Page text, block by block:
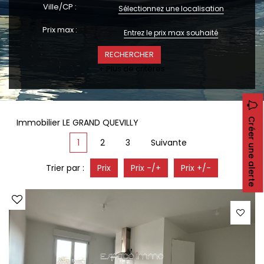
CONTACT
RECRUTEMENT
SERVICES
Actualités
Le palmarès de l'entreprise
Ville/CP : Sélectionnez une localisation
Prix max :
+ Plus de critères
Immobilier LE GRAND QUEVILLY Créer une alerte
1 2 3 Suivante
Trier par : Prix Prix -/+ Prix +/-